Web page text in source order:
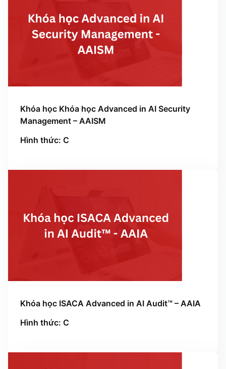
Khóa học Khóa học Advanced in AI Security
Management – AAISM
Hình thức: C
Khóa học ISACA Advanced in AI Audit™ – AAIA
Hình thức: C